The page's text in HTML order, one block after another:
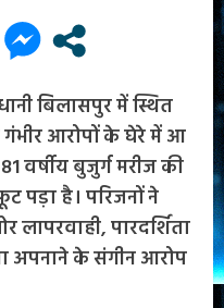
बिलासपुर में स्थित
आरोपों के घेरे में आ
वर्षीय बुजुर्ग मरीज की
पड़ा है। परिजनों ने
लापरवाही, पारदर्शिता
अपनाने के संगीन आरोप